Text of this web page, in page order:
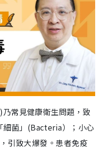
常見健康衛生問題，致
細菌」(Bacteria）；小心
引致大爆發。患者免疫